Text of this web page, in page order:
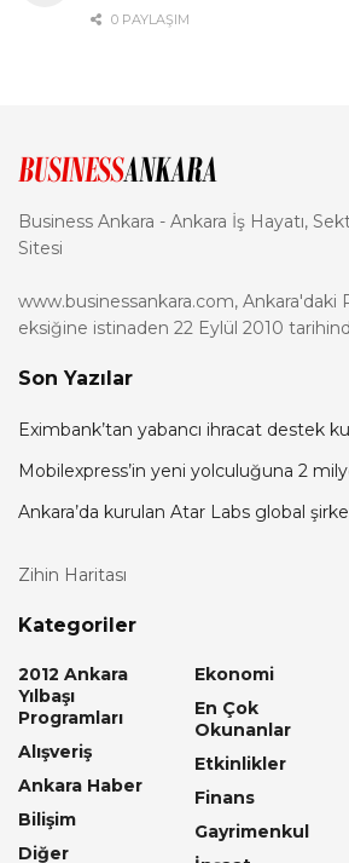
0 PAYLAŞIM
Business Ankara - Ankara İş Hayatı,
Sitesi
www.businessankara.com, Ankara'daki
eksiğine istinaden 22 Eylül 2010
Son Yazılar
Eximbank’tan yabancı ihracat destek
Mobilexpress’in yeni yolculuğuna 2
Ankara’da kurulan Atar Labs global
Zihin Haritası
Kategoriler
2012 Ankara
Yılbaşı
Programları
Alışveriş
Ankara Haber
Bilişim
Diğer
Ekonomi
En Çok
Okunanlar
Etkinlikler
Finans
Gayrimenkul